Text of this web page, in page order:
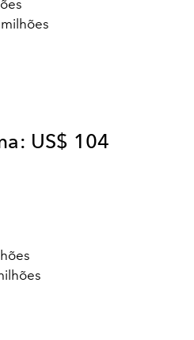
US$ 104